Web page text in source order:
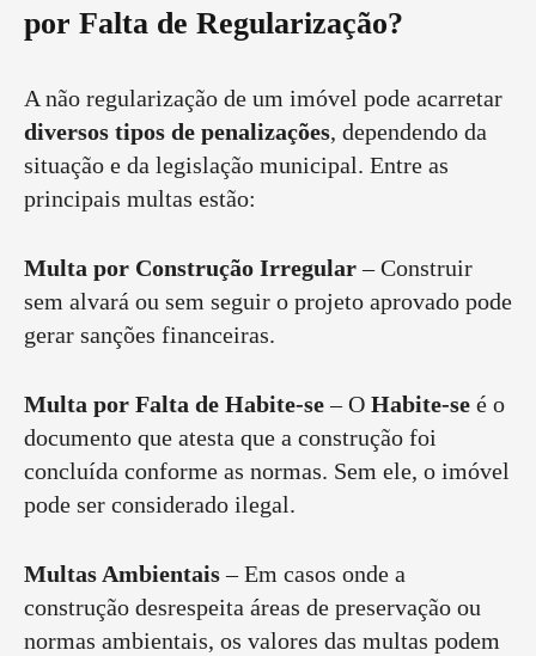
por Falta de Regularização?
A não regularização de um imóvel pode acarretar
diversos tipos de penalizações, dependendo da
situação e da legislação municipal. Entre as
principais multas estão:
Multa por Construção Irregular– Construir
sem alvará ou sem seguir o projeto aprovado pode
gerar sanções financeiras.
Multa por Falta de Habite-se– O Habite-se é o
documento que atesta que a construção foi
concluída conforme as normas. Sem ele, o imóvel
pode ser considerado ilegal.
Multas Ambientais– Em casos onde a
construção desrespeita áreas de preservação ou
normas ambientais, os valores das multas podem